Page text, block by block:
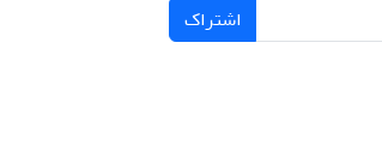
اشتراک